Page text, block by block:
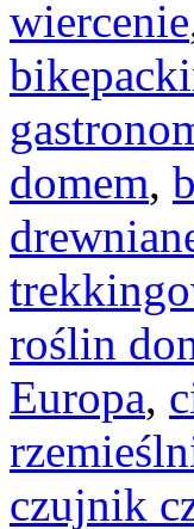
wiercenie
domem,
roślin
Europa,
czujnik